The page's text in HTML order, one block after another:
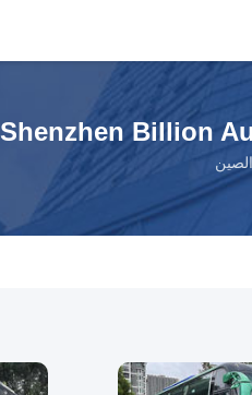
Shenzhen Billion